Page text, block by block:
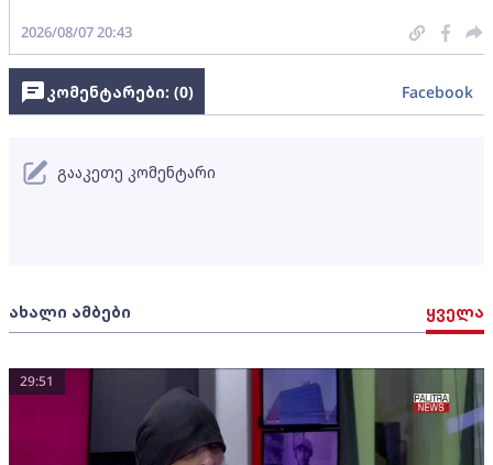
2026/08/07 20:43
ახალი ამბები ყველა
29:51
კომენტარები: (0) Facebook
გააკეთე კომენტარი